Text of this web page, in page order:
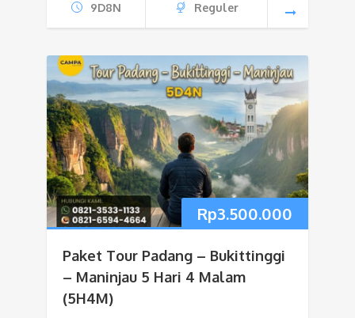
9D8N Reguler
Rp3.500.000
Paket Tour Padang – Bukittinggi
– Maninjau 5 Hari 4 Malam
(5H4M)